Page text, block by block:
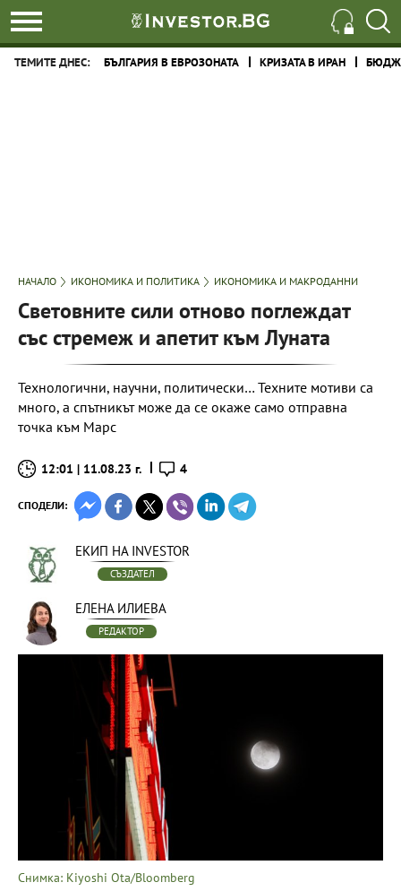
ТЕМИТЕ ДНЕС: БЪЛГАРИЯ В ЕВРОЗОНАТА КРИЗАТА В ИРАН
НАЧАЛО ИКОНОМИКА И ПОЛИТИКА ИКОНОМИКА И МАКРОДАННИ
Световните сили отново поглеждат
със стремеж и апетит към Луната
Технологични, научни, политически… Техните мотиви са
много, а спътникът може да се окаже само отправна
точка към Марс
12:01 | 11.08.23 г. 4
СПОДЕЛИ:
ЕКИП НА INVESTOR
СЪЗДАТЕЛ
ЕЛЕНА ИЛИЕВА
РЕДАКТОР
Снимка: Kiyoshi Ota/Bloomberg